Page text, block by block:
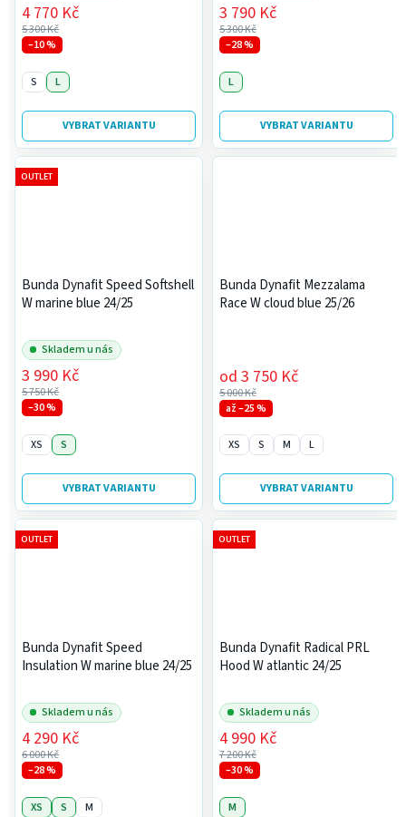
5 300 Kč
4 770 Kč
–10 %
VYBRAT VARIANTU
S L
5 300 Kč
3 790 Kč
–28 %
VYBRAT VARIANTU
L
Bunda Dynafit Speed Softshell
W marine blue 24/25
Skladem u nás
5 750 Kč
3 990 Kč
–30 %
VYBRAT VARIANTU
OUTLET
XS S
Bunda Dynafit Mezzalama
Race W cloud blue 25/26
5 000 Kč
od 3 750 Kč
až –25 %
VYBRAT VARIANTU
XS S M L
Bunda Dynafit Speed
Insulation W marine blue 24/25
Skladem u nás
6 000 Kč
4 290 Kč
–28 %
OUTLET
XS S M
Bunda Dynafit Radical PRL
Hood W atlantic 24/25
Skladem u nás
7 200 Kč
4 990 Kč
–30 %
OUTLET
M